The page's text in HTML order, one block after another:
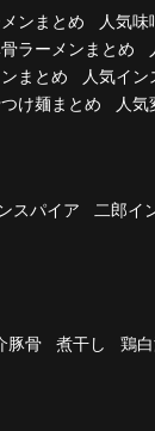
ンまとめ
人気
ラーメンまとめ
まとめ
人気イ
け麺まとめ 人
スパイア 二郎イ
豚骨 煮干し 鶏